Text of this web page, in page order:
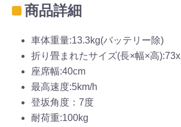
商品詳細
車体重量:13.3kg(バッテリー除)
折り畳まれたサイズ(長×幅×高
座席幅:40cm
最高速度:5km/h
登坂角度：7度
耐荷重:100kg